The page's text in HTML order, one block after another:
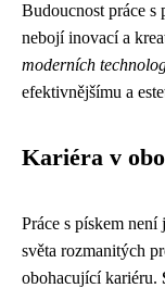
Budoucnost práce s
nebojí inovací a
moderních
efektivnějšímu a
Kariéra v
Práce s pískem
světa rozmanitých
obohacující kariéru.